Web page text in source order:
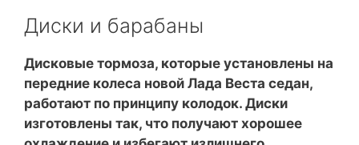
Диски и барабаны
Дисковые тормоза, которые установлены на
передние колеса новой Лада Веста седан,
работают по принципу колодок. Диски
изготовлены так, что получают хорошее